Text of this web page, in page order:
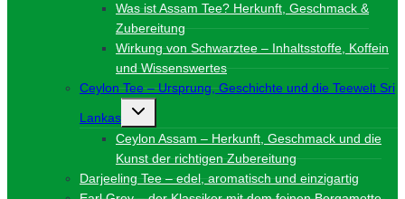
Was ist Assam Tee? Herkunft, Geschmack &
Zubereitung
Wirkung von Schwarztee – Inhaltsstoffe, Koffein
und Wissenswertes
Ceylon Tee – Ursprung, Geschichte und die Teewelt Sri
Lankas
Untermenü
Ceylon Assam – Herkunft, Geschmack und die
Kunst der richtigen Zubereitung
Darjeeling Tee – edel, aromatisch und einzigartig